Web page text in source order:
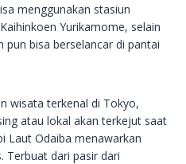
menggunakan stasiun
Yurikamome, selain
bisa berselancar di pantai
wisata terkenal di Tokyo,
atau lokal akan terkejut saat
Laut Odaiba menawarkan
Terbuat dari pasir dari